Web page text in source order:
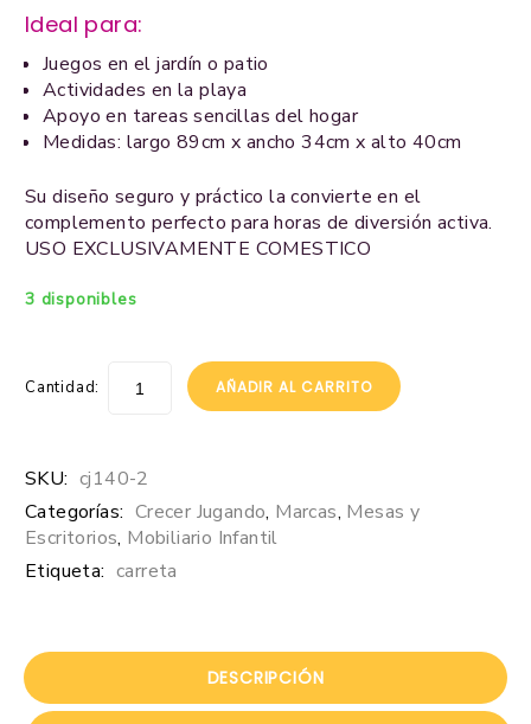
Ideal para:
Juegos en el jardín o patio
Actividades en la playa
Apoyo en tareas sencillas del hogar
Medidas: largo 89cm x ancho 34cm x alto 40cm
Su diseño seguro y práctico la convierte en el
complemento perfecto para horas de diversión activa.
USO EXCLUSIVAMENTE COMESTICO
3 disponibles
Cantidad: AÑADIR AL CARRITO
SKU: cj140-2
Categorías: Crecer Jugando, Marcas, Mesas y
Escritorios, Mobiliario Infantil
Etiqueta: carreta
DESCRIPCIÓN